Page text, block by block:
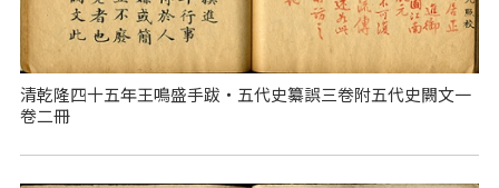
清乾隆四十五年王鳴盛手跋‧五代史纂誤三卷附五代史闕文一
卷二冊